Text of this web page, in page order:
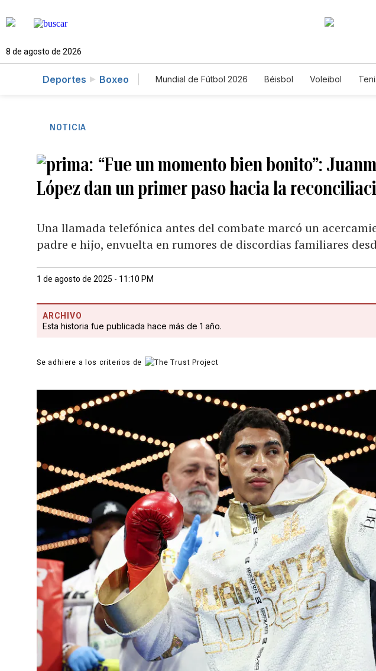
8 de agosto de 2026
Deportes Boxeo Mundial de Fútbol 2026 Béisbol Voleibol
NOTICIA
“Fue un momento bien bonito”:
López dan un primer paso hacia la
Una llamada telefónica antes del combate marcó un
padre e hijo, envuelta en rumores de discordias familiares
1 de agosto de 2025 - 11:10 PM
ARCHIVO
Esta historia fue publicada hace más de 1 año.
Se adhiere a los criterios de